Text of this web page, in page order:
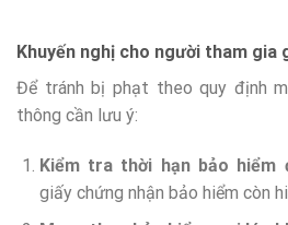
Khuyến nghị cho người tham gia
Để tránh bị phạt theo quy định
thông cần lưu ý:
Kiểm tra thời hạn bảo hiểm
giấy chứng nhận bảo hiểm còn